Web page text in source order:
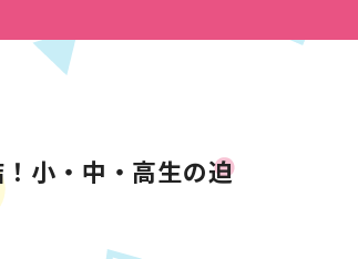
小・中・高生の迫